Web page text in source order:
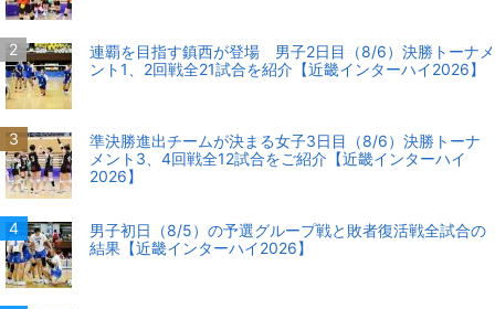
連覇を目指す鎮西が登場 男子2日目（8/6）決勝トーナメ
ント1、2回戦全21試合を紹介【近畿インターハイ2026】
準決勝進出チームが決まる女子3日目（8/6）決勝トーナ
メント3、4回戦全12試合をご紹介【近畿インターハイ
2026】
男子初日（8/5）の予選グループ戦と敗者復活戦全試合の
結果【近畿インターハイ2026】